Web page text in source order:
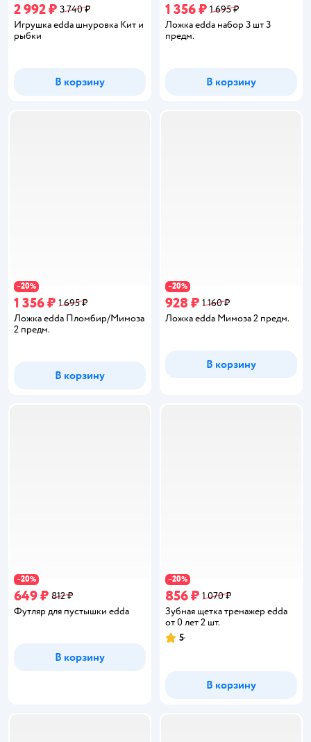
2 992 ₽ 3 740 ₽
Игрушка edda шнуровка Кит и
рыбки
В корзину
1 356 ₽ 1 695 ₽
Ложка edda набор 3 шт 3
предм.
В корзину
−20%
1 356 ₽ 1 695 ₽
Ложка edda Пломбир/Мимоза
2 предм.
В корзину
−20%
928 ₽ 1 160 ₽
Ложка edda Мимоза 2 предм.
В корзину
−20%
649 ₽ 812 ₽
Футляр для пустышки edda
В корзину
−20%
856 ₽ 1 070 ₽
Зубная щетка тренажер edda
от 0 лет 2 шт.
Рейтинг:
5
В корзину